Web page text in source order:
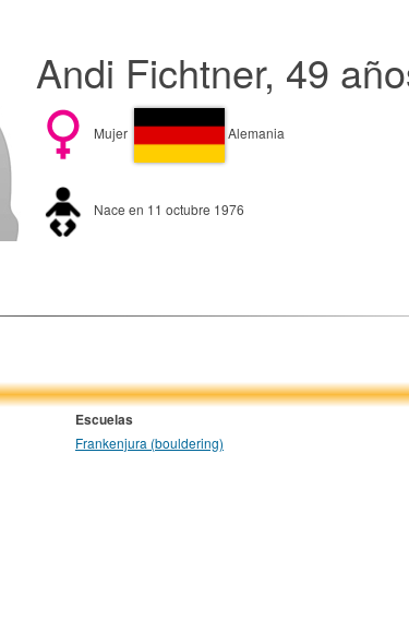
Andi Fichtner, 49
Mujer Alemania
Nace en 11 octubre 1976
Escuelas
Frankenjura (bouldering)